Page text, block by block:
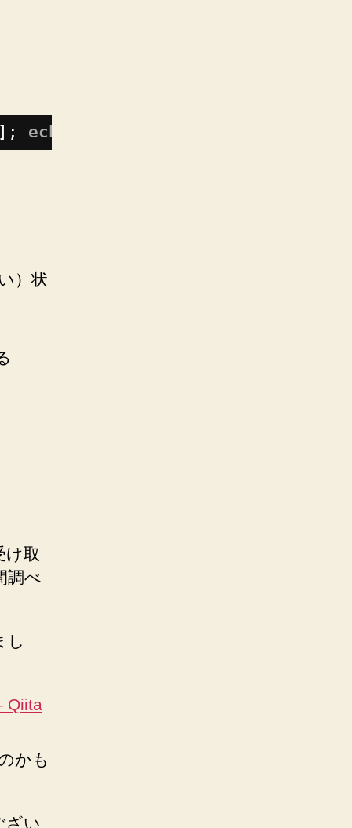
echo
）状
け取
調べ
し
Qiita
かも
ざい